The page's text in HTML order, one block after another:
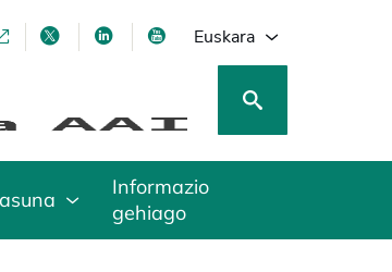
tab
opens in a new tab
opens in a new tab
opens in a new tab
Euskara
Informazio
gehiago